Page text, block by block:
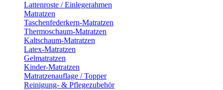
Lattenroste / Einlegerahmen
Matratzen
Taschenfederkern-Matratzen
Thermoschaum-Matratzen
Kaltschaum-Matratzen
Latex-Matratzen
Gelmatratzen
Kinder-Matratzen
Matratzenauflage / Topper
Reinigung- & Pflegezubehör